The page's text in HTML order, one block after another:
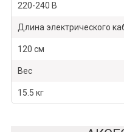
220-240 В
Длина электрического
120 см
Вес
15.5 кг